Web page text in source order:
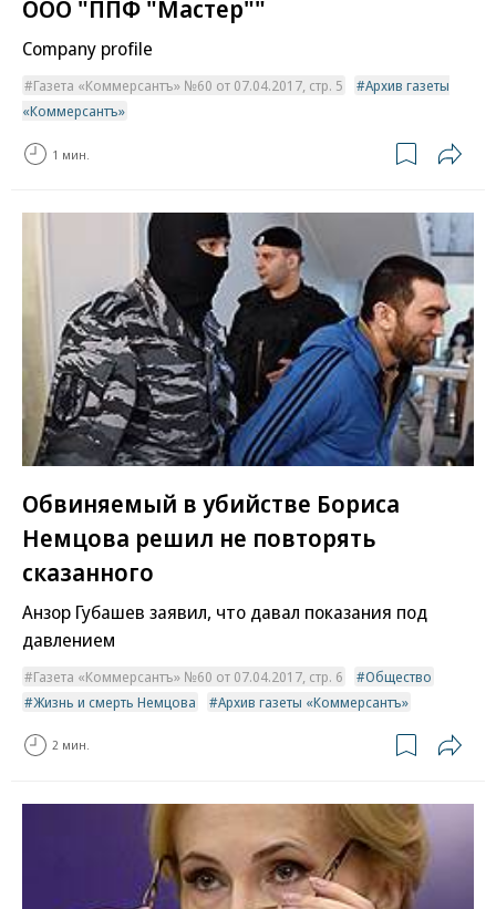
ООО "ППФ "Мастер""
Company profile
Газета «Коммерсантъ» №60 от 07.04.2017, стр. 5
Архив газеты
«Коммерсантъ»
1 мин.
Обвиняемый в убийстве Бориса
Немцова решил не повторять
сказанного
Анзор Губашев заявил, что давал показания под
давлением
Газета «Коммерсантъ» №60 от 07.04.2017, стр. 6
Общество
Жизнь и смерть Немцова
Архив газеты «Коммерсантъ»
2 мин.